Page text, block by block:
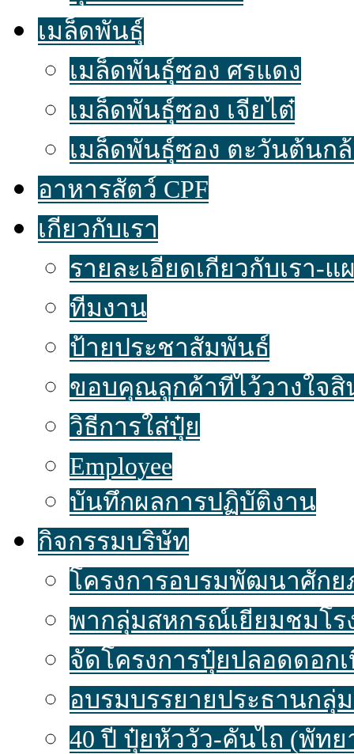
เมล็ดพันธุ์
เมล็ดพันธุ์ซอง ศรแดง
เมล็ดพันธุ์ซอง เจียไต๋
เมล็ดพันธุ์ซอง ตะวันต้นก
อาหารสัตว์ CPF
เกี่ยวกับเรา
รายละเอียดเกี่ยวกับเรา-
ทีมงาน
ป้ายประชาสัมพันธ์
ขอบคุณลูกค้าที่ไว้วางใจสิ
วิธีการใส่ปุ๋ย
Employee
บันทึกผลการปฏิบัติงาน
กิจกรรมบริษัท
โครงการอบรมพัฒนาศัก
พากลุ่มสหกรณ์เยี่ยมชมโร
จัดโครงการปุ๋ยปลอดดอก
อบรมบรรยายประธานก
40 ปี ปุ๋ยหัววัว-คันไถ (พัทย